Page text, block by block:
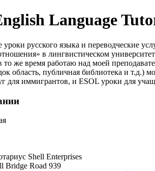
Language
русского языка и переводческие
в лингвистическом
же время работаю над моей
область, публичная библиотека и
для иммигрантов, и ESOL уроки для
Shell Enterprises
Bridge Road 939